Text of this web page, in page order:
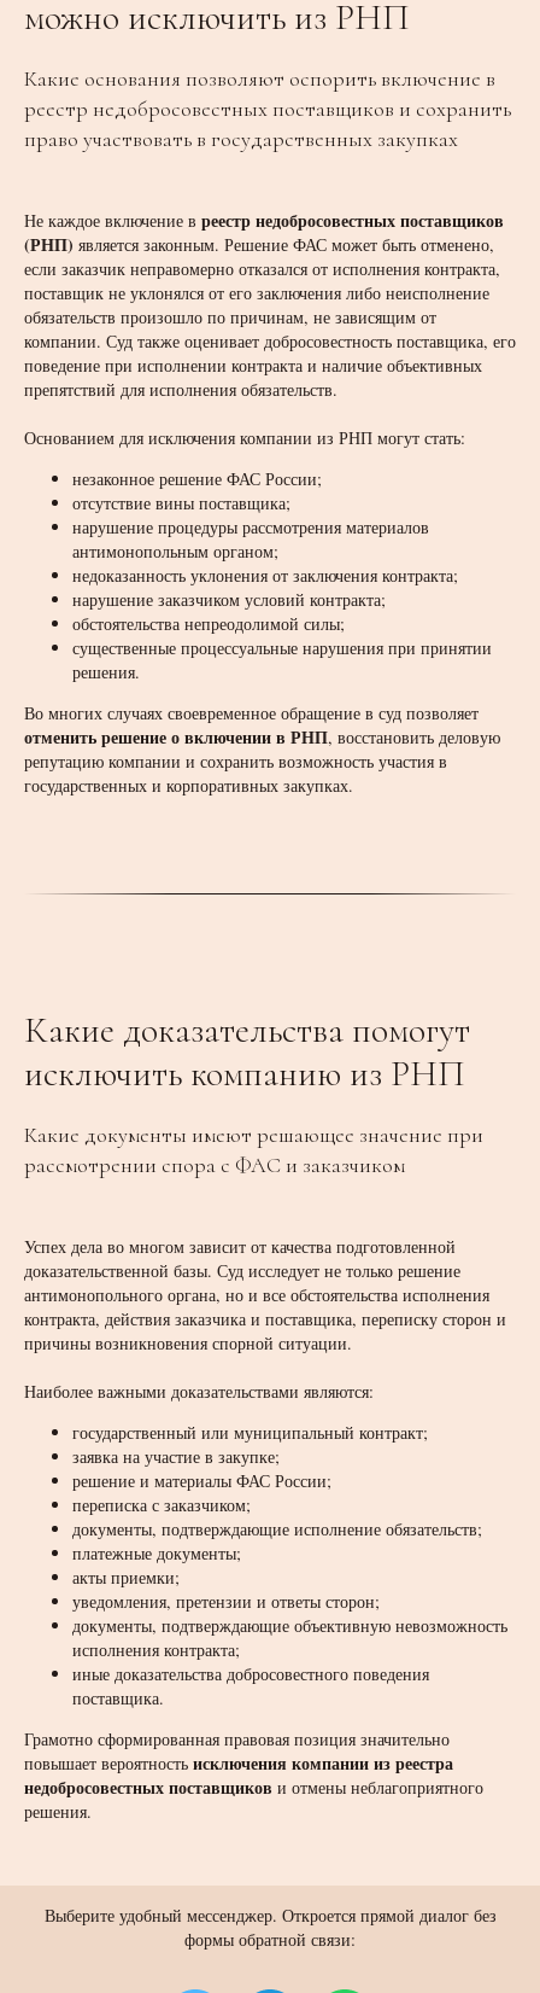
можно исключить из РНП
Какие основания позволяют оспорить включение в
реестр недобросовестных поставщиков и сохранить
право участвовать в государственных закупках
Не каждое включение в реестр недобросовестных поставщиков
(РНП) является законным. Решение ФАС может быть отменено,
если заказчик неправомерно отказался от исполнения контракта,
поставщик не уклонялся от его заключения либо неисполнение
обязательств произошло по причинам, не зависящим от
компании. Суд также оценивает добросовестность поставщика, его
поведение при исполнении контракта и наличие объективных
препятствий для исполнения обязательств.
Основанием для исключения компании из РНП могут стать:
незаконное решение ФАС России;
отсутствие вины поставщика;
нарушение процедуры рассмотрения материалов
антимонопольным органом;
недоказанность уклонения от заключения контракта;
нарушение заказчиком условий контракта;
обстоятельства непреодолимой силы;
существенные процессуальные нарушения при принятии
решения.
Во многих случаях своевременное обращение в суд позволяет
отменить решение о включении в РНП, восстановить деловую
репутацию компании и сохранить возможность участия в
государственных и корпоративных закупках.
Какие доказательства помогут
исключить компанию из РНП
Какие документы имеют решающее значение при
рассмотрении спора с ФАС и заказчиком
Успех дела во многом зависит от качества подготовленной
доказательственной базы. Суд исследует не только решение
антимонопольного органа, но и все обстоятельства исполнения
контракта, действия заказчика и поставщика, переписку сторон и
причины возникновения спорной ситуации.
Наиболее важными доказательствами являются:
государственный или муниципальный контракт;
заявка на участие в закупке;
решение и материалы ФАС России;
переписка с заказчиком;
документы, подтверждающие исполнение обязательств;
платежные документы;
акты приемки;
уведомления, претензии и ответы сторон;
документы, подтверждающие объективную невозможность
исполнения контракта;
иные доказательства добросовестного поведения
поставщика.
Грамотно сформированная правовая позиция значительно
повышает вероятность исключения компании из реестра
недобросовестных поставщиков и отмены неблагоприятного
решения.
Выберите удобный мессенджер. Откроется прямой диалог без
формы обратной связи: